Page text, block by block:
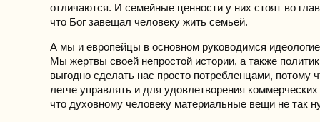
отличаются. И семейные ценности у них стоят во
что Бог завещал человеку жить семьей.
А мы и европейцы в основном руководимся
Мы жертвы своей непростой истории, а также
выгодно сделать нас просто потребленцами, потому
легче управлять и для удовлетворения
что духовному человеку материальные вещи не так